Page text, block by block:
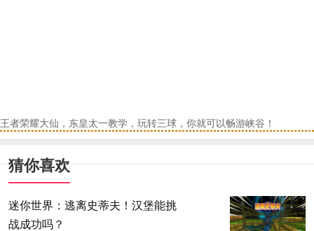
王者荣耀大仙，东皇太一教学，玩转三球，你就可以畅游峡谷！
猜你喜欢
迷你世界：逃离史蒂夫！汉堡能挑
战成功吗？